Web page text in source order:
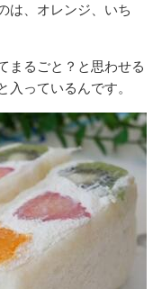
は、オレンジ、いち
まるごと？と思わせる
っているんです。